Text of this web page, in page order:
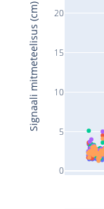
0
5
10
15
20
Signaali mitmeteelisus (cm)